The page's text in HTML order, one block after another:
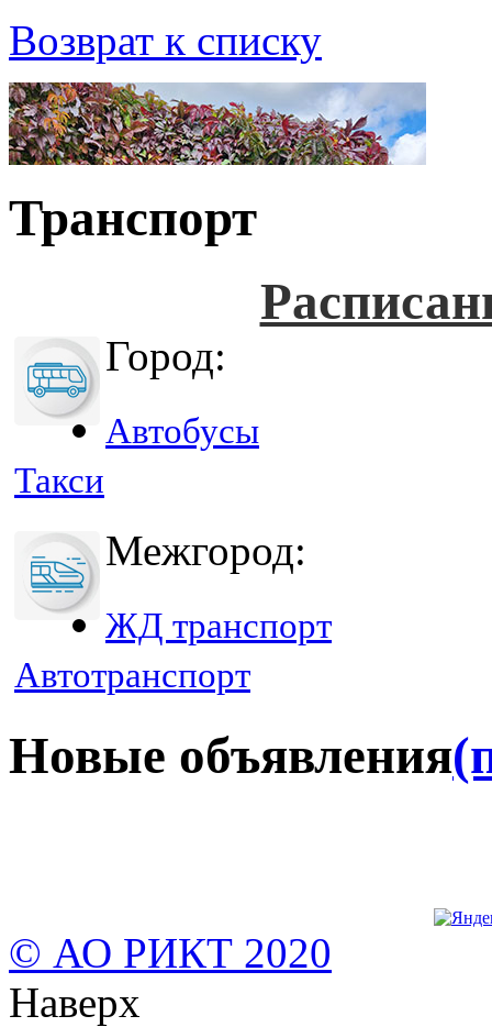
Возврат к списку
Транспорт
Город:
Автобусы
Такси
Межгород:
ЖД транспорт
Автотранспорт
Новые объявления
© АО РИКТ 2020
Наверх